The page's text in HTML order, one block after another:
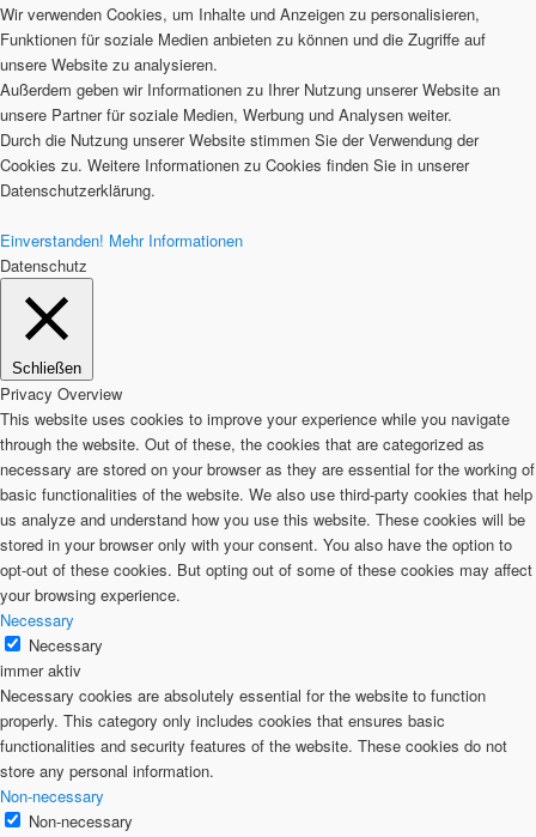
Wir verwenden Cookies, um Inhalte und Anzeigen zu personalisieren,
Funktionen für soziale Medien anbieten zu können und die Zugriffe auf
unsere Website zu analysieren.
Außerdem geben wir Informationen zu Ihrer Nutzung unserer Website an
unsere Partner für soziale Medien, Werbung und Analysen weiter.
Durch die Nutzung unserer Website stimmen Sie der Verwendung der
Cookies zu. Weitere Informationen zu Cookies finden Sie in unserer
Datenschutzerklärung.
Einverstanden! Mehr Informationen
Datenschutz
Schließen
Privacy Overview
This website uses cookies to improve your experience while you navigate
through the website. Out of these, the cookies that are categorized as
necessary are stored on your browser as they are essential for the working of
basic functionalities of the website. We also use third-party cookies that help
us analyze and understand how you use this website. These cookies will be
stored in your browser only with your consent. You also have the option to
opt-out of these cookies. But opting out of some of these cookies may affect
your browsing experience.
Necessary
Necessary
immer aktiv
Necessary cookies are absolutely essential for the website to function
properly. This category only includes cookies that ensures basic
functionalities and security features of the website. These cookies do not
store any personal information.
Non-necessary
Non-necessary